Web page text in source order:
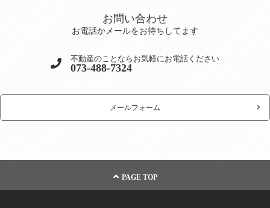
お問い合わせ
お電話かメールをお待ちしてます
不動産のことならお気軽にお電話ください
073-488-7324
メールフォーム
PAGE TOP